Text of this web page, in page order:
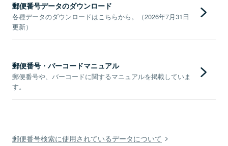
郵便番号データのダウンロード
各種データのダウンロードはこちらから。（2026年7月31日
更新）
郵便番号・バーコードマニュアル
郵便番号や、バーコードに関するマニュアルを掲載していま
す。
郵便番号検索に使用されているデータについて